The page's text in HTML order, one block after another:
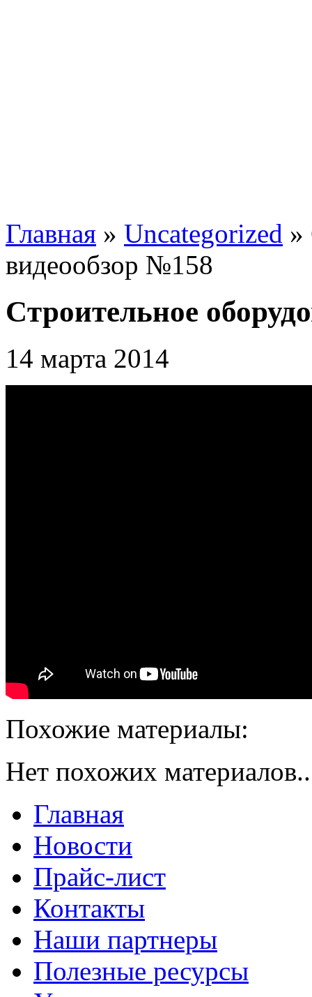
Главная » Uncategorized »
видеообзор №158
Cтроительное
14 марта 2014
Похожие материалы:
Нет похожих
Главная
Новости
Прайс-лист
Контакты
Наши партнеры
Полезные ресурсы